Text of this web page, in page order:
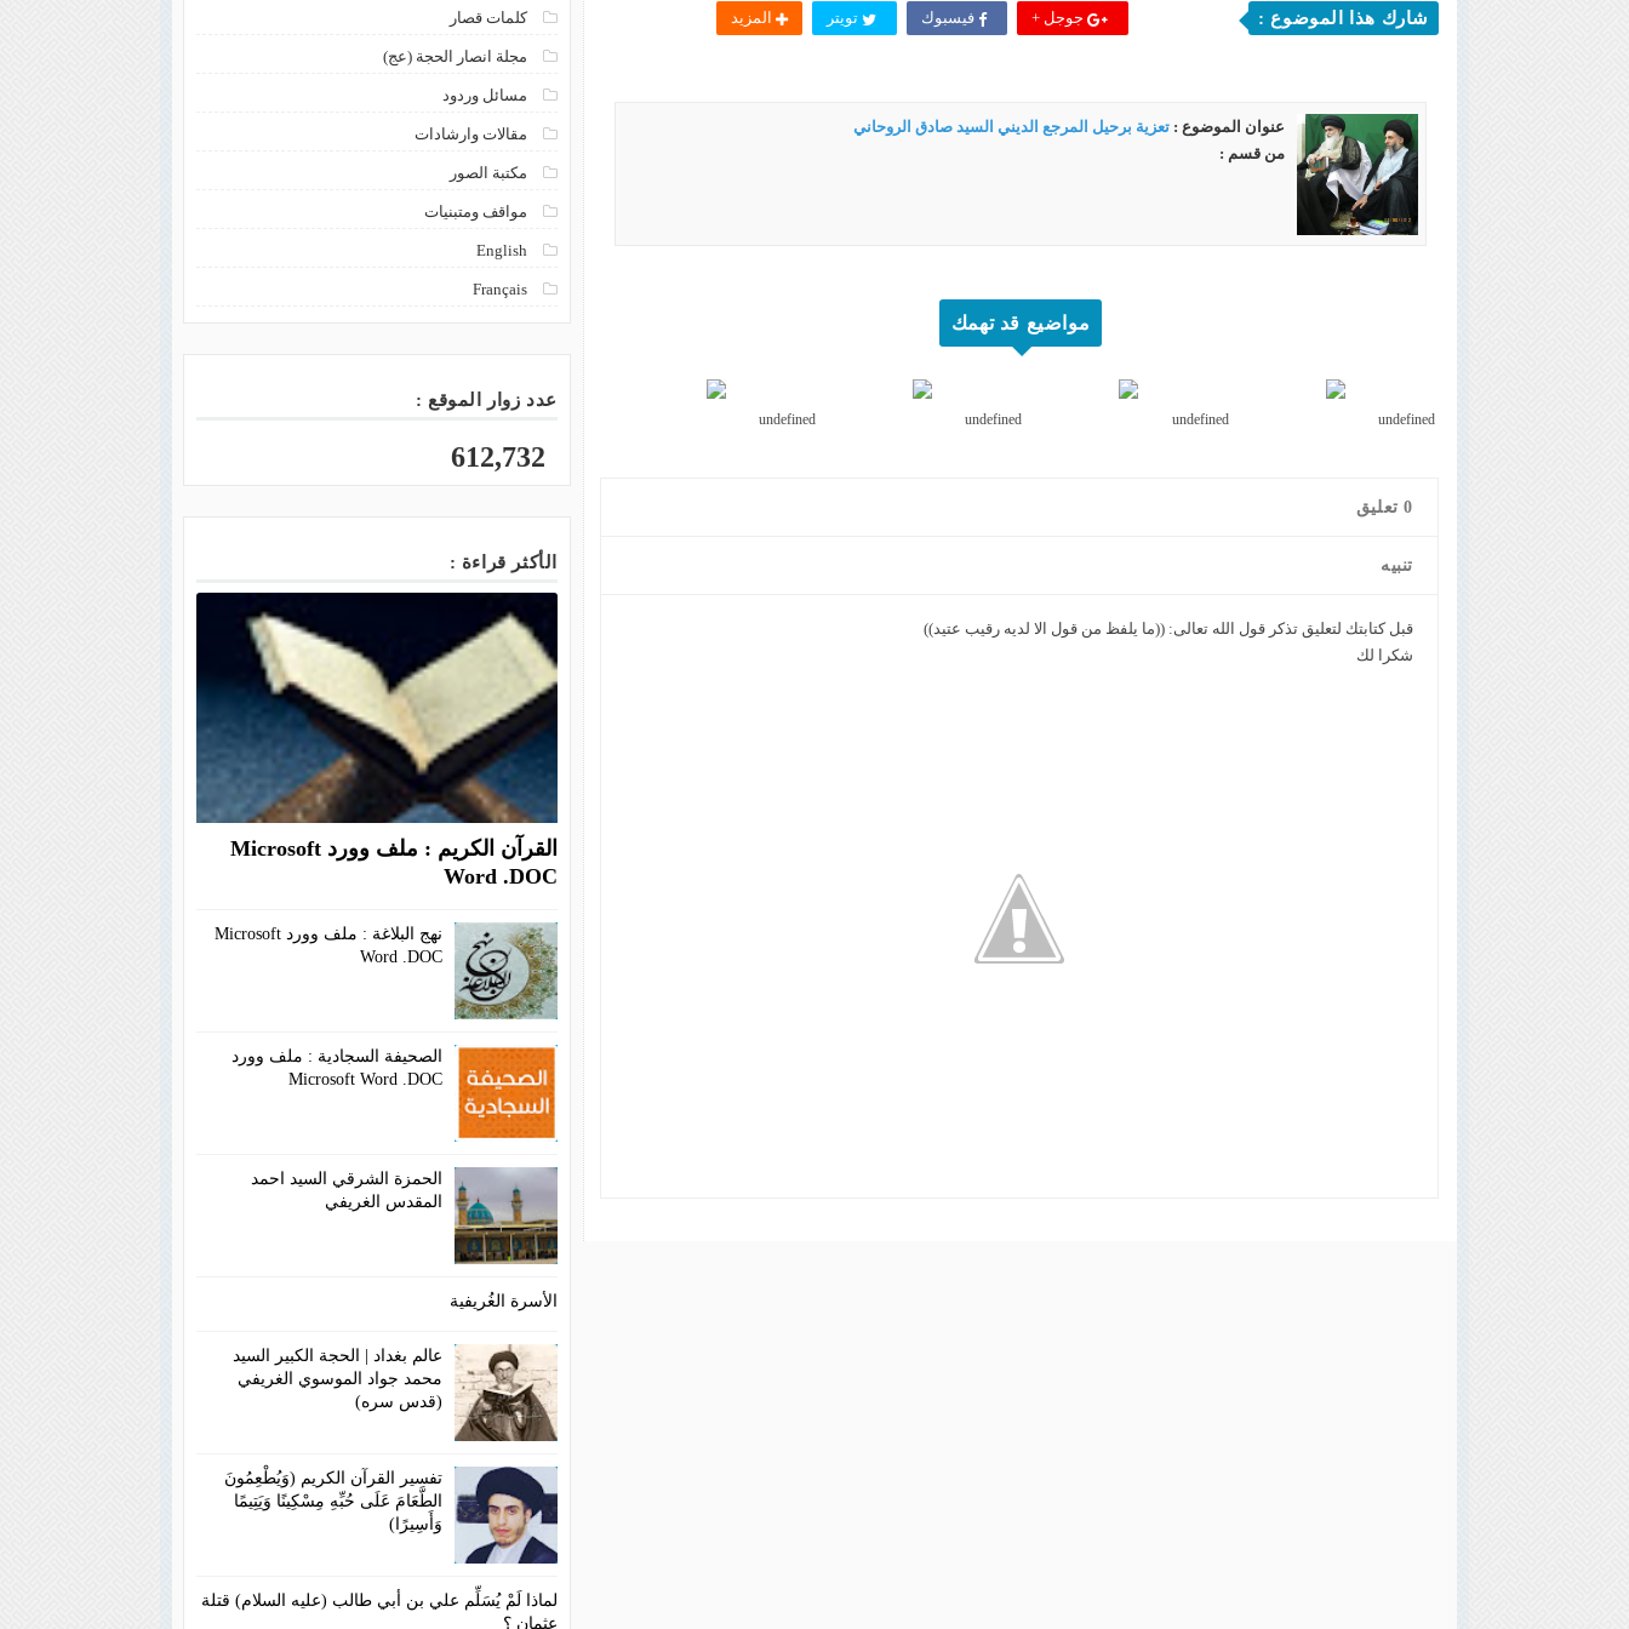
شارك هذا الموضوع : جوجل + فيسبوك تويتر المزيد
عنوان الموضوع : تعزية برحيل المرجع الديني السيد صادق الروحاني
من قسم :
مواضيع قد تهمك
undefined
undefined
undefined
undefined
0تعليق
تنبيه
قبل كتابتك لتعليق تذكر قول الله تعالى: ((ما يلفظ من قول الا لديه رقيب عتيد))
شكرا لك
كلمات قصار
مجلة انصار الحجة (عج)
مسائل وردود
مقالات وارشادات
مكتبة الصور
مواقف ومتبنيات
English
Français
عدد زوار الموقع :
612,732
الأكثر قراءة :
القرآن الكريم : ملف وورد Microsoft
Word .DOC
نهج البلاغة : ملف وورد Microsoft
Word .DOC
الصحيفة السجادية : ملف وورد
Microsoft Word .DOC
الحمزة الشرقي السيد احمد
المقدس الغريفي
الأسرة الغُريفية
عالم بغداد | الحجة الكبير السيد
محمد جواد الموسوي الغريفي
(قدس سره)
تفسير القرآن الكريم (وَيُطْعِمُونَ
الطَّعَامَ عَلَى حُبِّهِ مِسْكِينًا وَيَتِيمًا
وَأَسِيرًا)
لماذا لَمْ يُسَلِّم علي بن أبي طالب (عليه السلام) قتلة
عثمان ؟